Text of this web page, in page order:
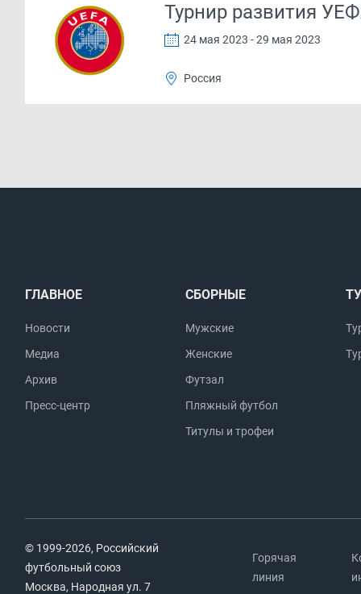
Турнир развития
24 мая 2023 - 29 мая 2023
Россия
ГЛАВНОЕ
Новости
Медиа
Архив
Пресс-центр
СБОРНЫЕ
Мужские
Женские
Футзал
Пляжный футбол
Титулы и трофеи
© 1999-2026, Российский
футбольный союз
Москва, Народная ул. 7
Горячая
линия